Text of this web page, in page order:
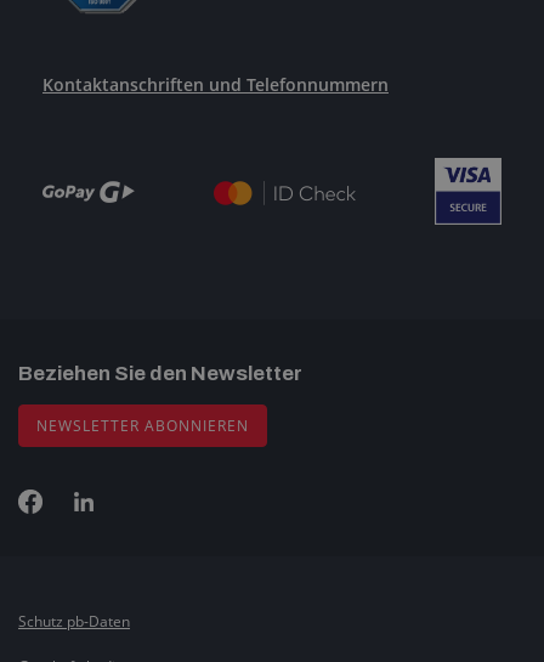
Kontaktanschriften und Telefonnummern
Beziehen Sie den Newsletter
NEWSLETTER ABONNIEREN
Schutz pb-Daten